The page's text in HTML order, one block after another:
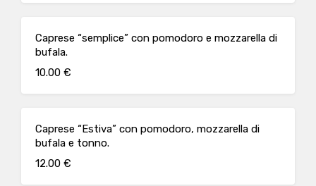
Caprese “semplice” con pomodoro e mozzarella di
bufala.
10.00 €
Caprese “Estiva” con pomodoro, mozzarella di
bufala e tonno.
12.00 €